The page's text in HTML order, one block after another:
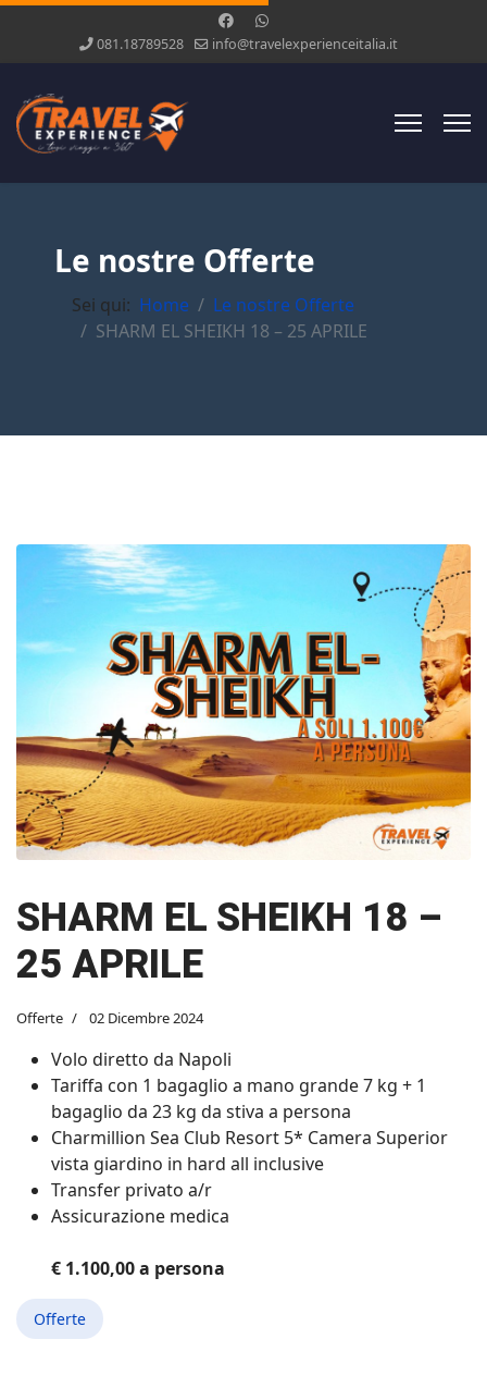
081.18789528 info@travelexperienceitalia.it
Le nostre Offerte
Sei qui: Home
Le nostre Offerte
SHARM EL SHEIKH 18 – 25 APRILE
SHARM EL SHEIKH 18 –
25 APRILE
Offerte 02 Dicembre 2024
Volo diretto da Napoli
Tariffa con 1 bagaglio a mano grande 7 kg + 1
bagaglio da 23 kg da stiva a persona
Charmillion Sea Club Resort 5* Camera Superior
vista giardino in hard all inclusive
Transfer privato a/r
Assicurazione medica
€ 1.100,00 a persona
Offerte